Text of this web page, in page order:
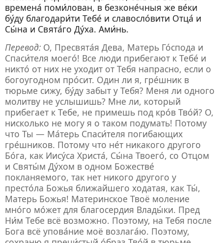
времена́ поми́лован, в безконе́чныя же ве́ки
бу́ду благодари́ти Тебе́ и славосло́вити Отца́ и
Сы́на и Свята́го Ду́ха. Ами́нь.
Перевод: О, Пресвята́я Дева, Матерь Го́спода и
Спаси́теля моего́! Все люди прибегают к Тебе́ и
никто́ от них не уходит от Тебя напрасно, если о
богоугодном про́сит. Один ли я, гре́шник в
тюрьме сижу, бу́ду забыт у Тебя? Меня ли одного
молитву не услышишь? Мне ли, который
прибегает к Тебе, не примешь под кро́в Тво́й? О,
нисколько не могу я о таком подумать! Потому
что Ты — Ма́терь Спаси́теля погибающих
гре́шников. Потому что не́т никакого другого
Бо́га, как Иису́са Христа́, Сы́на Твоего́, со Отцом
и Святы́м Ду́хом в одном Божестве́
покланяемого, так нет никого другого у
престо́ла Божья ближайшего ходатая, как Ты́,
Матерь Божья! Материнское Твоё моление
мно́го мо́жет для благосердия Влады́ки. Пред
Ни́м Тебе всё возможно. Поэтому, на Тебя после
Бога всё упова́ние моё возлага́ю. Поэтому,